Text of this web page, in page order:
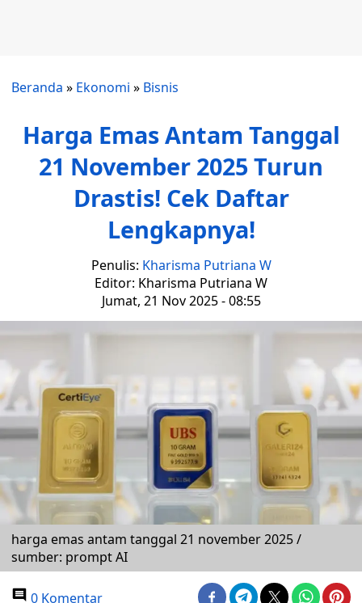
Beranda » Ekonomi » Bisnis
Harga Emas Antam Tanggal
21 November 2025 Turun
Drastis! Cek Daftar
Lengkapnya!
Penulis: Kharisma Putriana W
Editor: Kharisma Putriana W
Jumat, 21 Nov 2025 - 08:55
harga emas antam tanggal 21 november 2025 /
sumber: prompt AI
0 Komentar